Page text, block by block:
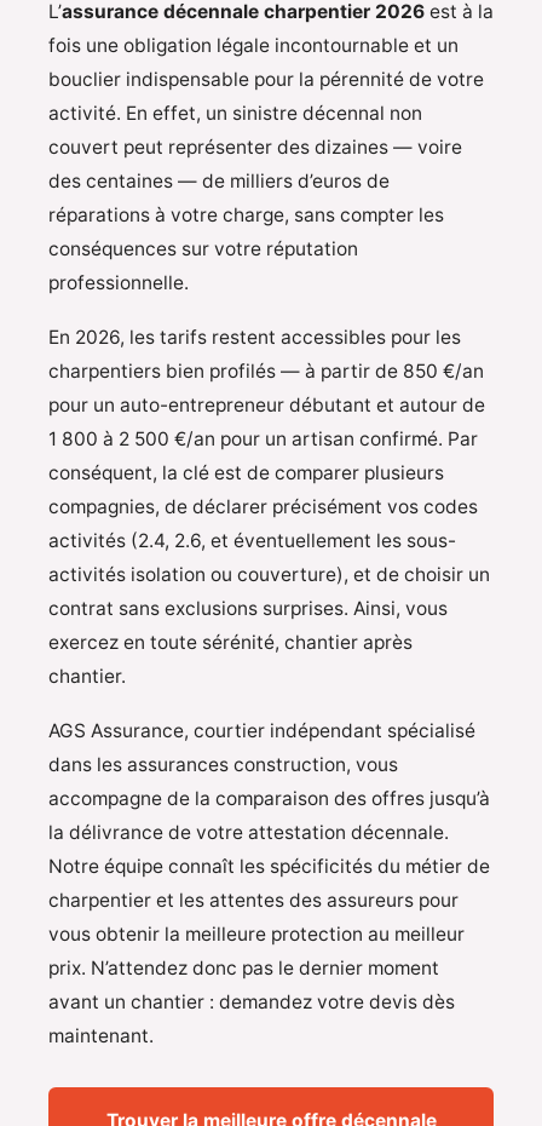
L’assurance décennale charpentier 2026 est à la
fois une obligation légale incontournable et un
bouclier indispensable pour la pérennité de votre
activité. En effet, un sinistre décennal non
couvert peut représenter des dizaines — voire
des centaines — de milliers d’euros de
réparations à votre charge, sans compter les
conséquences sur votre réputation
professionnelle.
En 2026, les tarifs restent accessibles pour les
charpentiers bien profilés — à partir de 850 €/an
pour un auto-entrepreneur débutant et autour de
1 800 à 2 500 €/an pour un artisan confirmé. Par
conséquent, la clé est de comparer plusieurs
compagnies, de déclarer précisément vos codes
activités (2.4, 2.6, et éventuellement les sous-
activités isolation ou couverture), et de choisir un
contrat sans exclusions surprises. Ainsi, vous
exercez en toute sérénité, chantier après
chantier.
AGS Assurance, courtier indépendant spécialisé
dans les assurances construction, vous
accompagne de la comparaison des offres jusqu’à
la délivrance de votre attestation décennale.
Notre équipe connaît les spécificités du métier de
charpentier et les attentes des assureurs pour
vous obtenir la meilleure protection au meilleur
prix. N’attendez donc pas le dernier moment
avant un chantier : demandez votre devis dès
maintenant.
Trouver la meilleure offre décennale